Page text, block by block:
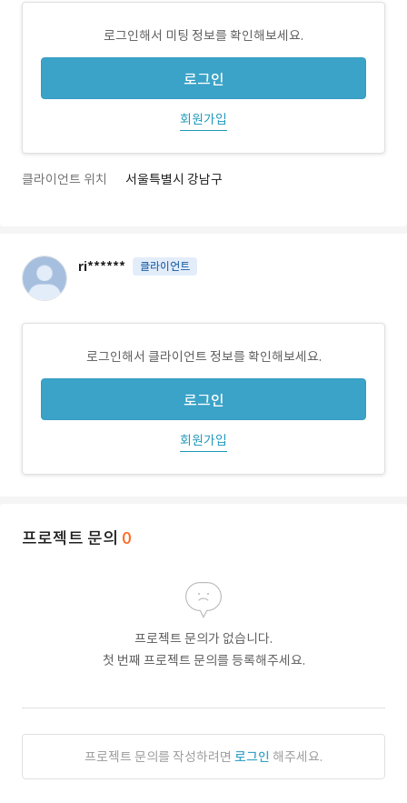
로그인해서 미팅 정보를 확인해보세요.
로그인
회원가입
클라이언트 위치 서울특별시 강남구
ri****** 클라이언트
로그인해서 클라이언트 정보를 확인해보세요.
로그인
회원가입
프로젝트 문의 0
프로젝트 문의가 없습니다.
첫 번째 프로젝트 문의를 등록해주세요.
프로젝트 문의를 작성하려면 로그인 해주세요.